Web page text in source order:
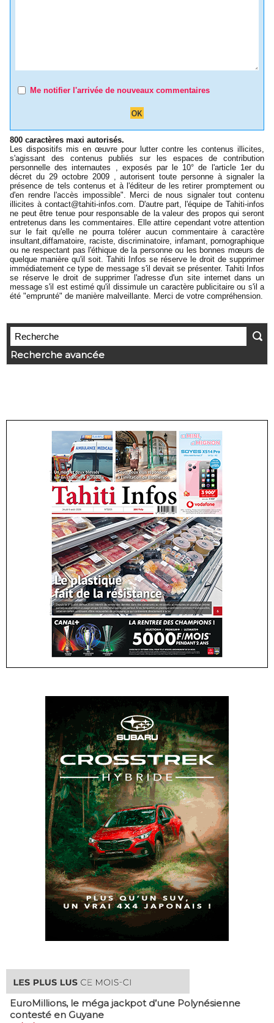
Me notifier l'arrivée de nouveaux commentaires
800 caractères maxi autorisés.
Les dispositifs mis en œuvre pour lutter contre les contenus illicites,
s'agissant des contenus publiés sur les espaces de contribution
personnelle des internautes , exposés par le 10° de l'article 1er du
décret du 29 octobre 2009 , autorisent toute personne à signaler la
présence de tels contenus et à l'éditeur de les retirer promptement ou
d'en rendre l'accès impossible". Merci de nous signaler tout contenu
illicites à contact@tahiti-infos.com . D'autre part, l'équipe de Tahiti-infos
ne peut être tenue pour responsable de la valeur des propos qui seront
entretenus dans les commentaires. Elle attire cependant votre attention
sur le fait qu'elle ne pourra tolérer aucun commentaire à caractère
insultant,diffamatoire, raciste, discriminatoire, infamant, pornographique
ou ne respectant pas l'éthique de la personne ou les bonnes mœurs de
quelque manière qu'il soit. Tahiti Infos se réserve le droit de supprimer
immédiatement ce type de message s'il devait se présenter. Tahiti Infos
se réserve le droit de supprimer l'adresse d'un site internet dans un
message s'il est estimé qu'il dissimule un caractère publicitaire ou s'il a
été "emprunté" de manière malveillante. Merci de votre compréhension.
Recherche avancée
EuroMillions, ​le méga jackpot d’une Polynésienne
contesté en Guyane